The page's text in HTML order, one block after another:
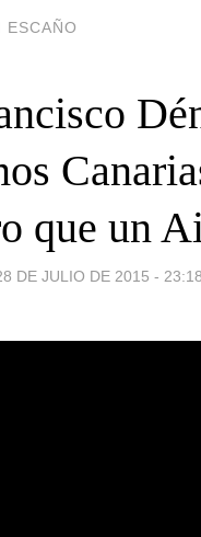
ESCAÑO
que un
DE JULIO DE 2015 - 23:18